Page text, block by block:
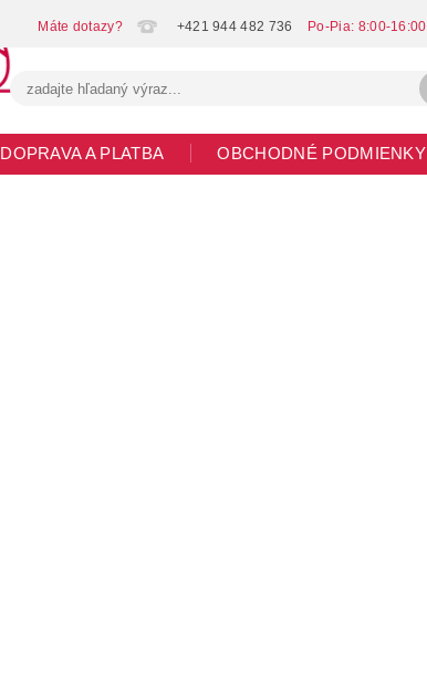
+421 944 482 736
DOPRAVA A PLATBA OBCHODNÉ PODMIENKY